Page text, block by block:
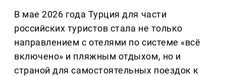
В мае 2026 года Турция для части
российских туристов стала не только
направлением с отелями по системе «всё
включено» и пляжным отдыхом, но и
страной для самостоятельных поездок к